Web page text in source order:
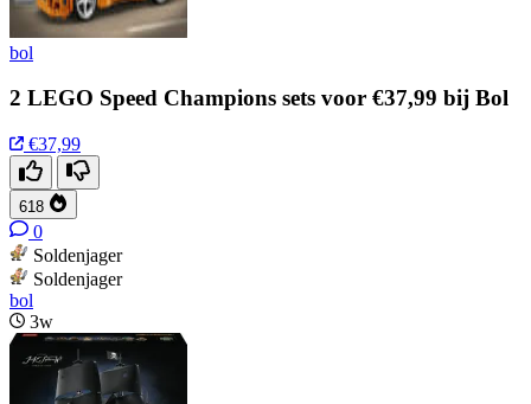
bol
2 LEGO Speed Champions sets voor €37,99 bij Bol
€37,99
618
0
Soldenjager
Soldenjager
bol
3w